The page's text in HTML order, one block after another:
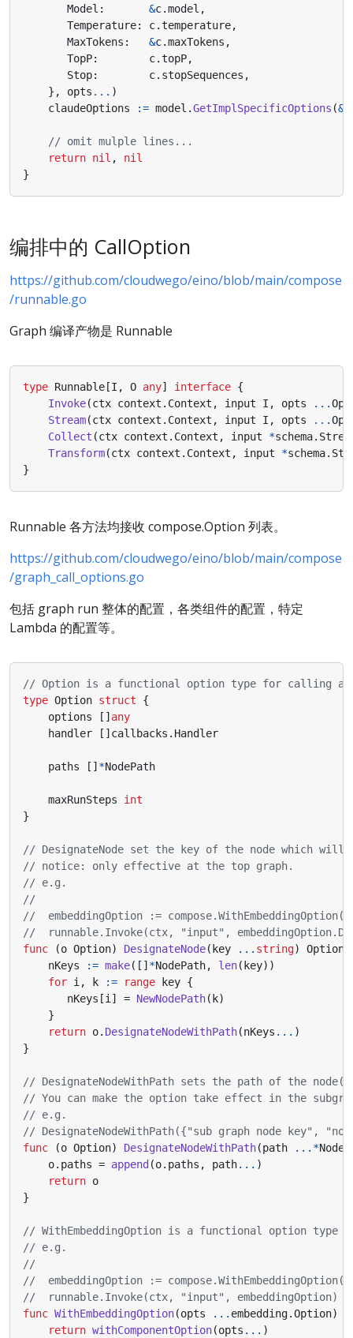
Model : &c.model ,
Temperature: c.temperature,
MaxTokens : &c.maxTokens ,
TopP: c.topP,
Stop: c. stopSequences ,
},
opts ... )
claudeOptions
:= model .GetImplSpecificOptions (&
// omit mulple lines...
return nil ,
nil
}
编排中的 CallOption
https://github.com/cloudwego/eino/blob/main/compose
/runnable.go
Graph 编译产物是 Runnable
type Runnable [I , O any] interface {
Invoke(ctx context . Context , input I , opts ...
Stream(ctx context . Context , input I , opts ...
Collect (ctx context . Context , input *schema.
Transform(ctx context . Context , input *schema.
}
Runnable 各方法均接收 compose.Option 列表。
https://github.com/cloudwego/eino/blob/main/compose
/graph_call_options.go
包括 graph run 整体的配置，各类组件的配置，特定
Lambda 的配置等。
// Option is a functional option type for calling a
type Option struct
{
options
[] any
handler
[] callbacks . Handler
paths [] *NodePath
maxRunSteps
int
}
// DesignateNode set the key of the node which
// notice: only effective at the top graph.
// e.g.
//  embeddingOption :=
//  runnable.Invoke(ctx, "input",
func
(o Option) DesignateNode( key ... string) Option
nKeys
:= make([] *NodePath, len( key))
for i , k := range key {
nKeys [i ] = NewNodePath( k)
}
return o. DesignateNodeWithPath(nKeys ... )
}
// DesignateNodeWithPath sets the path of the
// You can make the option take effect in the
// e.g.
// DesignateNodeWithPath({"sub graph node key",
func
(o Option) DesignateNodeWithPath(path ...*
o. paths = append (o. paths , path... )
return o
}
// WithEmbeddingOption is a functional option type
// e.g.
//  embeddingOption :=
//  runnable.Invoke(ctx, "input", embeddingOption)
func WithEmbeddingOption(opts ... embedding.Option)
return withComponentOption(opts ... )